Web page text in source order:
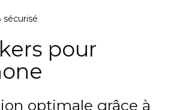
sécurisé
pour
optimale grâce à